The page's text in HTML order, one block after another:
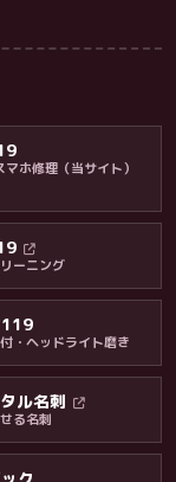
ホ修理（当サイト）
ーニング
119
・ヘッドライト磨き
ル名刺
る名刺